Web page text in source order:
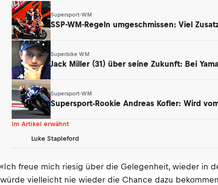
Supersport-WM
SSP-WM-Regeln umgeschmissen: Viel
Superbike WM
Jack Miller (31) über seine Zukunft: Bei
Supersport-WM
Supersport-Rookie Andreas Kofler: Wird
Im Artikel erwähnt
Luke Stapleford
«Ich freue mich riesig über die Gelegenheit, wieder in
würde vielleicht nie wieder die Chance dazu